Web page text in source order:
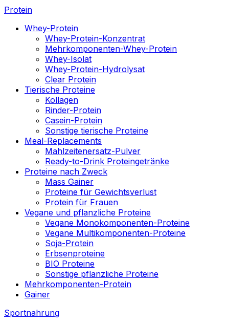
Protein
Whey-Protein
Whey-Protein-Konzentrat
Mehrkomponenten-Whey-Protein
Whey-Isolat
Whey-Protein-Hydrolysat
Clear Protein
Tierische Proteine
Kollagen
Rinder-Protein
Casein-Protein
Sonstige tierische Proteine
Meal-Replacements
Mahlzeitenersatz-Pulver
Ready-to-Drink Proteingetränke
Proteine nach Zweck
Mass Gainer
Proteine für Gewichtsverlust
Protein für Frauen
Vegane und pflanzliche Proteine
Vegane Monokomponenten-Proteine
Vegane Multikomponenten-Proteine
Soja-Protein
Erbsenproteine
BIO Proteine
Sonstige pflanzliche Proteine
Mehrkomponenten-Protein
Gainer
Sportnahrung